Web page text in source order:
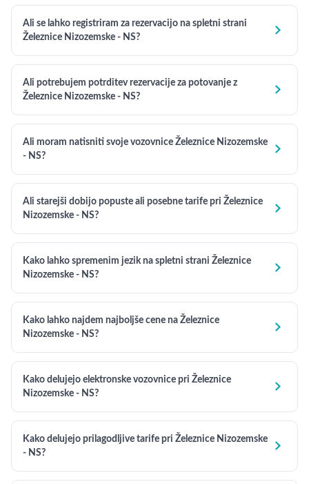
Ali se lahko registriram za rezervacijo na spletni strani
Železnice Nizozemske - NS?

Ali potrebujem potrditev rezervacije za potovanje z
Železnice Nizozemske - NS?

Ali moram natisniti svoje vozovnice Železnice Nizozemske
- NS?

Ali starejši dobijo popuste ali posebne tarife pri Železnice
Nizozemske - NS?

Kako lahko spremenim jezik na spletni strani Železnice
Nizozemske - NS?

Kako lahko najdem najboljše cene na Železnice
Nizozemske - NS?

Kako delujejo elektronske vozovnice pri Železnice
Nizozemske - NS?

Kako delujejo prilagodljive tarife pri Železnice Nizozemske
- NS?
